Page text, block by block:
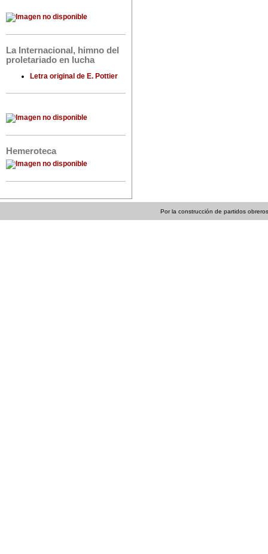
La Internacional, himno del
proletariado en lucha
Letra original de E. Pottier
Hemeroteca
Por la construcción de partidos